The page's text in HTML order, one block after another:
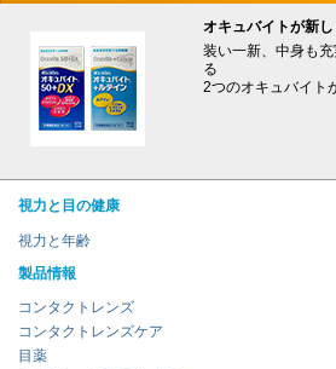
オキュバイトが新し
装い一新、中身も
る
2つのオキュバイト
視力と目の健康
視力と年齢
製品情報
コンタクトレンズ
コンタクトレンズケア
目薬